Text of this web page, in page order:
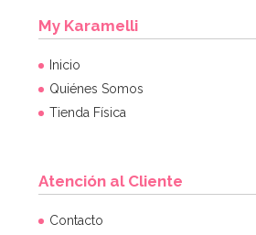
Juego de 6 Globos de Látex Shimmer
My Karamelli
Inicio
Quiénes Somos
Tienda Física
Atención al Cliente
Contacto